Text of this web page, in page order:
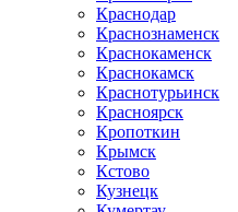
Краснодар
Краснознаменск
Краснокаменск
Краснокамск
Краснотурьинск
Красноярск
Кропоткин
Крымск
Кстово
Кузнецк